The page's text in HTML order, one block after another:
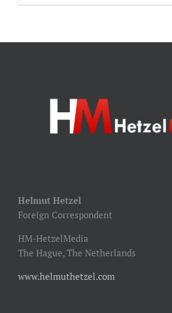
Helmut Hetzel
Foreign Correspondent
HM-HetzelMedia
The Hague, The Netherlands
www.helmuthetzel.com